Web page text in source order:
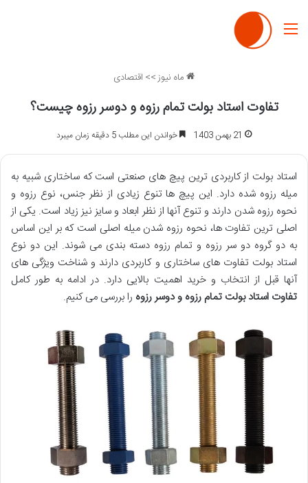
منو
ماه نیوز>> اقتصادی
تفاوت استاد بولت تمام رزوه و دوسر رزوه چیست؟
21 بهمن 1403 خواندن این مطلب 5 دقیقه زمان میبرد
استاد بولت از کاربردی ترین پیچ های صنعتی است که ساختاری شبیه به
میله رزوه شده دارد. این پیچ ها تنوع زیادی از نظر جنس، نوع رزوه و
نحوه رزوه شدن دارند و تنوع آنها از نظر ابعاد و سایز نیز زیاد است. یکی از
اصلی ترین تفاوت ها، نحوه رزوه شدن میله اصلی است که بر این اساس
به دو گروه دو سر رزوه و تمام رزوه دسته بندی می شوند. این دو نوع
استاد بولت تفاوت های ساختاری و کاربردی دارند و شناخت ویژگی های
آنها قبل از انتخاب و خرید اهمیت بالایی دارد. در ادامه به طور کامل
تفاوت استاد بولت تمام رزوه و دوسر رزوه را بررسی می کنیم.